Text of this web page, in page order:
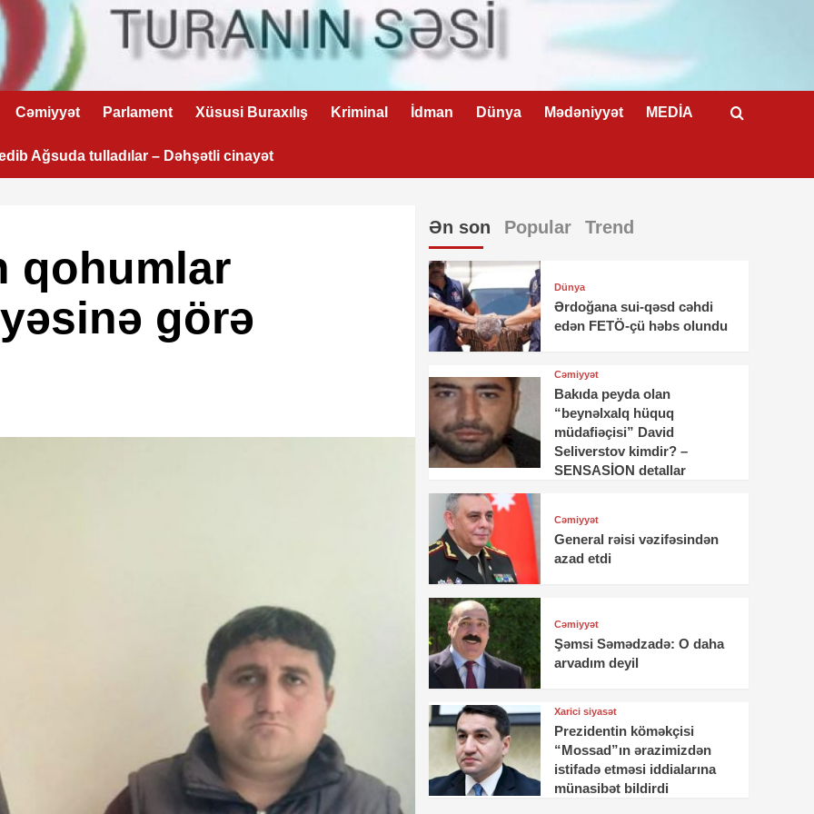
Cəmiyyət Parlament Xüsusi Buraxılış Kriminal İdman Dünya Mədəniyyət MEDİA
Ağsuda tulladılar – Dəhşətli cinayət
qohumlar
görə
Ən son Popular Trend
Dünya
Ərdoğana sui-qəsd cəhdi
edən FETÖ-çü həbs olundu
Cəmiyyət
Bakıda peyda olan
“beynəlxalq hüquq
müdafiəçisi” David
Seliverstov kimdir? –
SENSASİON detallar
Cəmiyyət
General rəisi vəzifəsindən
azad etdi
Cəmiyyət
Şəmsi Səmədzadə: O daha
arvadım deyil
Xarici siyasət
Prezidentin köməkçisi
“Mossad”ın ərazimizdən
istifadə etməsi iddialarına
münasibət bildirdi